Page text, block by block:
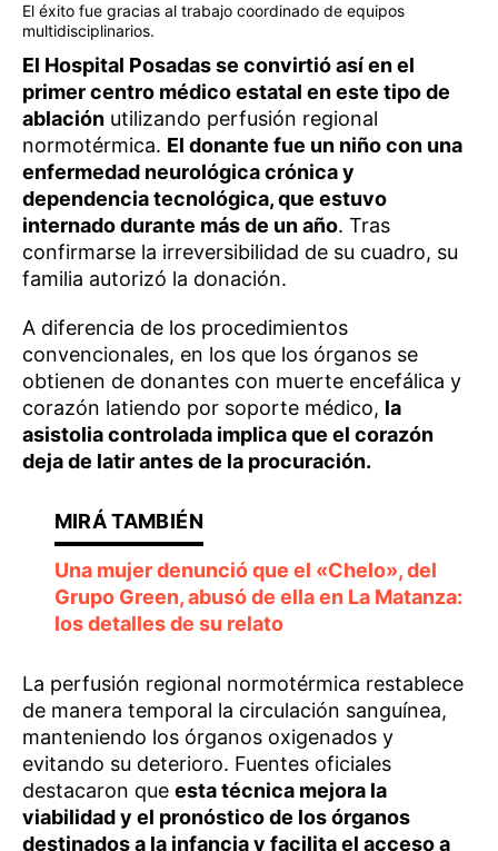
El éxito fue gracias al trabajo coordinado de equipos
multidisciplinarios.
El Hospital Posadas se convirtió así en el
primer centro médico estatal en este tipo de
ablación utilizando perfusión regional
normotérmica. El donante fue un niño con una
enfermedad neurológica crónica y
dependencia tecnológica, que estuvo
internado durante más de un año. Tras
confirmarse la irreversibilidad de su cuadro, su
familia autorizó la donación.
A diferencia de los procedimientos
convencionales, en los que los órganos se
obtienen de donantes con muerte encefálica y
corazón latiendo por soporte médico, la
asistolia controlada implica que el corazón
deja de latir antes de la procuración.
Una mujer denunció que el «Chelo», del
Grupo Green, abusó de ella en La Matanza:
los detalles de su relato
La perfusión regional normotérmica restablece
de manera temporal la circulación sanguínea,
manteniendo los órganos oxigenados y
evitando su deterioro. Fuentes oficiales
destacaron que esta técnica mejora la
viabilidad y el pronóstico de los órganos
destinados a la infancia y facilita el acceso a